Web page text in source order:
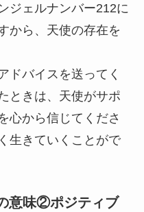
ジェルナンバー212に
から、天使の存在を
ドバイスを送ってく
ときは、天使がサポ
心から信じてくださ
生きていくことがで
意味②ポジティブ